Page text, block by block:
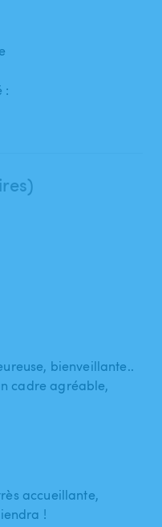
:
bienveillante..
cadre agréable,
accueillante,
!